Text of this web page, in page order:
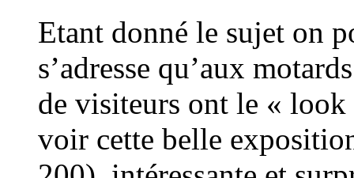
Etant donné le sujet on
s’adresse qu’aux
de visiteurs ont le «
voir cette belle